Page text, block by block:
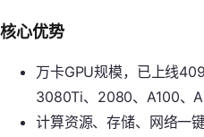
核心优势
万卡GPU规模，已上线
3080Ti、2080、A100、
计算资源、存储、网络一